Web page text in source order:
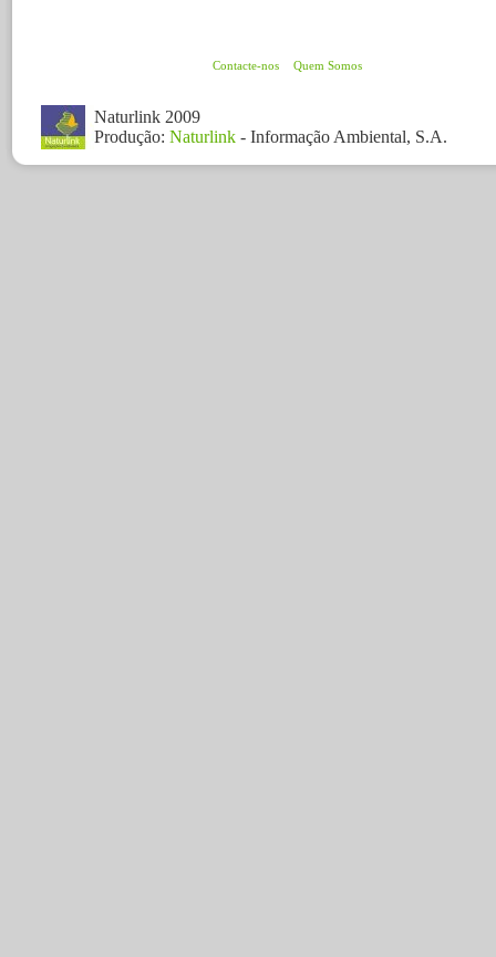
Contacte-nos Quem Somos
Naturlink 2009
Produção: Naturlink - Informação Ambiental, S.A.